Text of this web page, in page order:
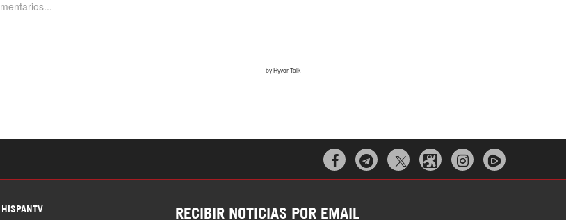
ataque de EEUU a su hospital infantil |
Detrás de la Razón  
HISPANTV RECIBIR NOTICIAS POR EMAIL